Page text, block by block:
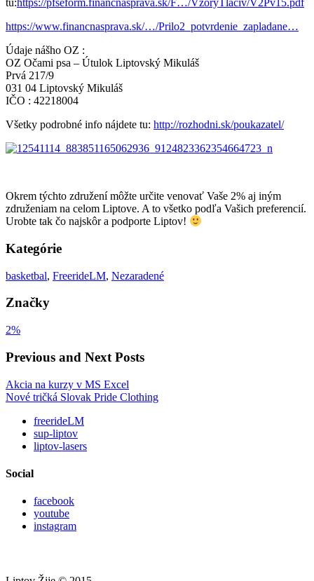
https://www.financnasprava.sk/…/Prilo2_potvrdenie_zapladane…
Údaje nášho OZ :
OZ Očami psa – Útulok Liptovský Mikuláš
Prvá 217/9
031 04 Liptovský Mikuláš
IČO : 42218004
Všetky podrobné info nájdete tu: http://rozhodni.sk/poukazatel/
Okrem týchto združení môžte určite venovať Vaše 2% aj iným
združeniam na celom Liptove. A to všetko podľa Vašich preferencií.
Urobte tak čo najskôr a podporte Liptov!
Kategórie
basketbal, FreerideLM, Nezaradené
Značky
2%
Previous and Next Posts
Akcia na kurzy v MS Excel
Nové tričká Slovak Pride Clothing
freerideLM
sup-liptov
liptov-lasers
Social
facebook
youtube
instagram